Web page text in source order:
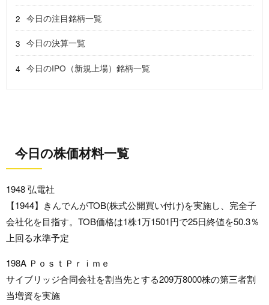
今日の注目銘柄一覧
今日の決算一覧
今日のIPO（新規上場）銘柄一覧
今日の株価材料一覧
1948 弘電社
【1944】きんでんがTOB(株式公開買い付け)を実施し、完全子
会社化を目指す。TOB価格は1株1万1501円で25日終値を50.3％
上回る水準予定
198A ＰｏｓｔＰｒｉｍｅ
サイブリッジ合同会社を割当先とする209万8000株の第三者割
当増資を実施